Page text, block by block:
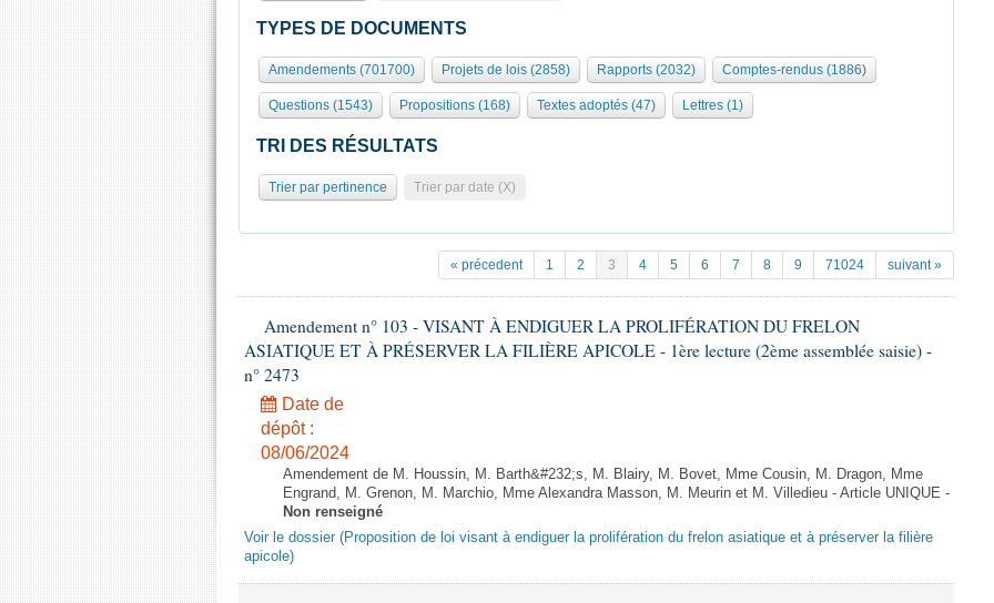
TYPES DE DOCUMENTS
Amendements (701700) Projets de lois (2858) Rapports (2032) Comptes-rendus (1886)
Questions (1543) Propositions (168) Textes adoptés (47) Lettres (1)
TRI DES RÉSULTATS
Trier par pertinence Trier par date (X)
« précedent 1 2 3 4 5 6 7 8 9 71024 suivant »
Amendement n° 103 - VISANT À ENDIGUER LA PROLIFÉRATION DU FRELON
ASIATIQUE ET À PRÉSERVER LA FILIÈRE APICOLE - 1ère lecture (2ème assemblée saisie) -
n° 2473
Date de
dépôt :
08/06/2024
Amendement de M. Houssin, M. Barth&#232;s, M. Blairy, M. Bovet, Mme Cousin, M. Dragon, Mme
Engrand, M. Grenon, M. Marchio, Mme Alexandra Masson, M. Meurin et M. Villedieu - Article UNIQUE -
Non renseigné
Voir le dossier (Proposition de loi visant à endiguer la prolifération du frelon asiatique et à préserver la filière
apicole)